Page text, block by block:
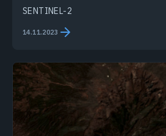
SENTINEL-2
14.11.2023